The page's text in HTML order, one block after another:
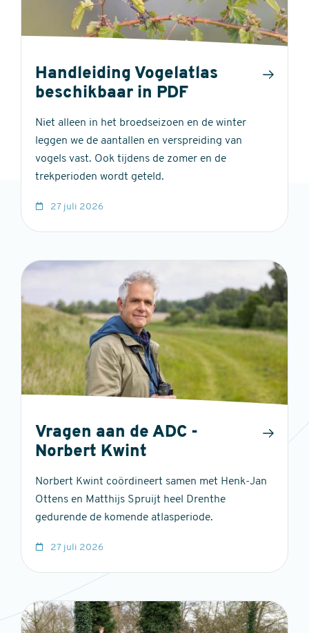
Handleiding Vogelatlas
beschikbaar in PDF
Niet alleen in het broedseizoen en de winter
leggen we de aantallen en verspreiding van
vogels vast. Ook tijdens de zomer en de
trekperioden wordt geteld.
27 juli 2026
Vragen aan de ADC -
Norbert Kwint
Norbert Kwint coördineert samen met Henk-Jan
Ottens en Matthijs Spruijt heel Drenthe
gedurende de komende atlasperiode.
27 juli 2026